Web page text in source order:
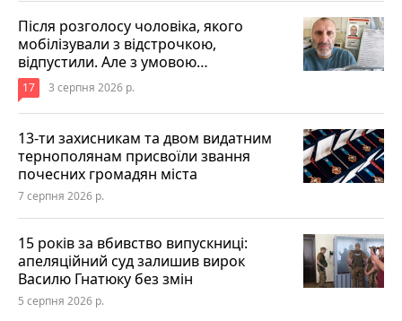
Після розголосу чоловіка, якого
мобілізували з відстрочкою,
відпустили. Але з умовою…
17 3 серпня 2026 р.
13-ти захисникам та двом видатним
тернополянам присвоїли звання
почесних громадян міста
7 серпня 2026 р.
15 років за вбивство випускниці:
апеляційний суд залишив вирок
Василю Гнатюку без змін
5 серпня 2026 р.